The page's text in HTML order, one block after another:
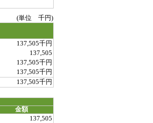
(単位 千円)
137,505千円
137,505
137,505千円
137,505千円
137,505千円
金額
137,505